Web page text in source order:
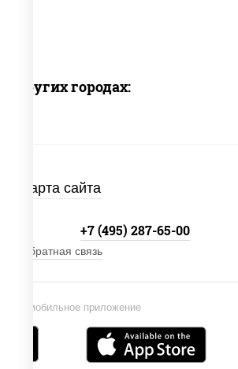
в других городах:
Карта сайта
мобильное приложение
+7 (495) 287-65-00
Обратная связь